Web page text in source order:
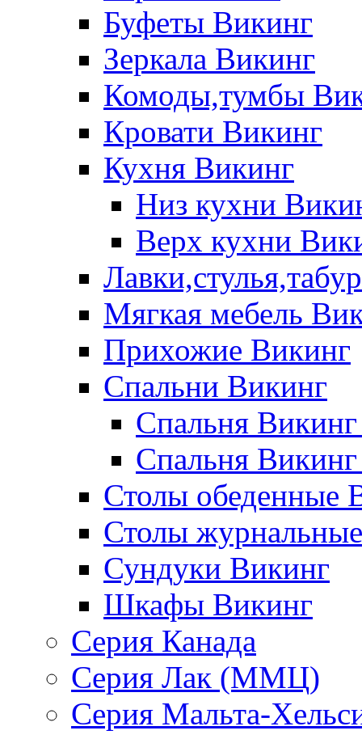
Буфеты Викинг
Зеркала Викинг
Комоды,тумбы
Кровати Викинг
Кухня Викинг
Низ кухни
Верх кухни
Мягкая мебель
Прихожие Викинг
Спальни Викинг
Спальня
Спальня
Столы обеденные
Столы
Сундуки Викинг
Шкафы Викинг
Серия Канада
Серия Лак (ММЦ)
Серия Мальта-